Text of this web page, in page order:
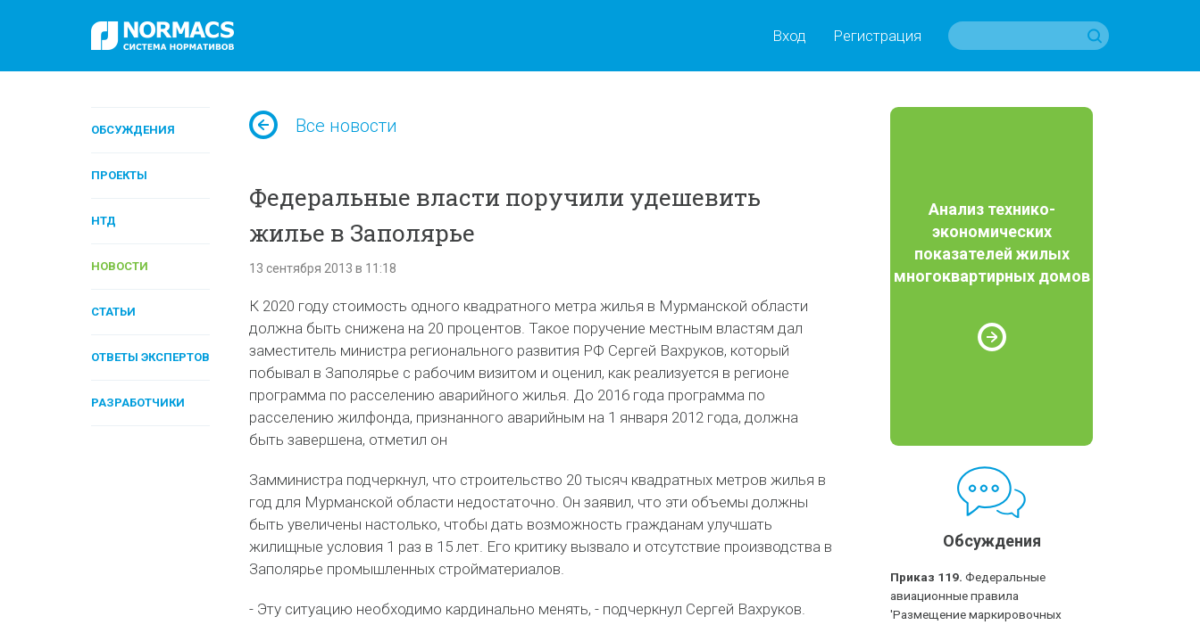
Вход Регистрация
ОБСУЖДЕНИЯ
ПРОЕКТЫ
НТД
НОВОСТИ
СТАТЬИ
ОТВЕТЫ ЭКСПЕРТОВ
РАЗРАБОТЧИКИ
Все новости
Федеральные власти поручили удешевить
жилье в Заполярье
13 сентября 2013 в 11:18
К 2020 году стоимость одного квадратного метра жилья в Мурманской области
должна быть снижена на 20 процентов. Такое поручение местным властям дал
заместитель министра регионального развития РФ Сергей Вахруков, который
побывал в Заполярье с рабочим визитом и оценил, как реализуется в регионе
программа по расселению аварийного жилья. До 2016 года программа по
расселению жилфонда, признанного аварийным на 1 января 2012 года, должна
быть завершена, отметил он
Замминистра подчеркнул, что строительство 20 тысяч квадратных метров жилья в
год для Мурманской области недостаточно. Он заявил, что эти объемы должны
быть увеличены настолько, чтобы дать возможность гражданам улучшать
жилищные условия 1 раз в 15 лет. Его критику вызвало и отсутствие производства в
Заполярье промышленных стройматериалов.
- Эту ситуацию необходимо кардинально менять, - подчеркнул Сергей Вахруков.
Анализ технико-
экономических
показателей жилых
многоквартирных домов
Обсуждения
Приказ 119. Федеральные
авиационные правила
'Размещение маркировочных